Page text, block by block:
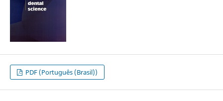
PDF (Português (Brasil))